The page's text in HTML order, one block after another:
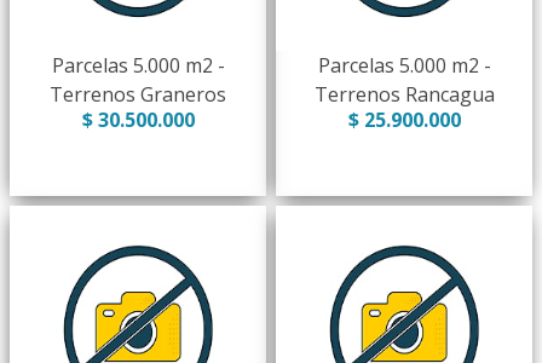
Parcelas 5.000 m2 -
Terrenos Graneros
$ 30.500.000
Parcelas 5.000 m2 -
Terrenos Rancagua
$ 25.900.000